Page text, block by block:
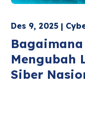
Des 9, 2025 |
Bagaimana
Mengubah
Siber